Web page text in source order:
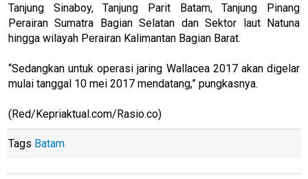
Tanjung Sinaboy, Tanjung Parit Batam, Tanjung Pinang
Perairan Sumatra Bagian Selatan dan Sektor laut Natuna
hingga wilayah Perairan Kalimantan Bagian Barat.
“Sedangkan untuk operasi jaring Wallacea 2017 akan digelar
mulai tanggal 10 mei 2017 mendatang,” pungkasnya.
(Red/Kepriaktual.com/Rasio.co)
Tags Batam